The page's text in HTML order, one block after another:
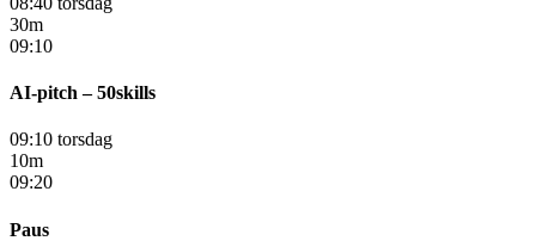
30m
09:10
AI-pitch – 50skills
09:10 torsdag
10m
09:20
Paus